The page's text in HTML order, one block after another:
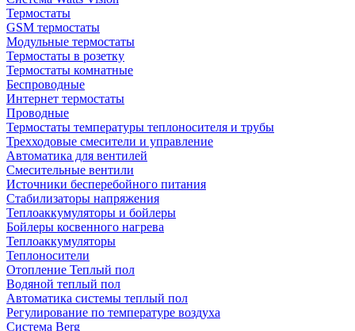
Термостаты
GSM термостаты
Модульные термостаты
Термостаты в розетку
Термостаты комнатные
Беспроводные
Интернет термостаты
Проводные
Термостаты температуры теплоносителя и трубы
Трехходовые смесители и управление
Автоматика для вентилей
Смесительные вентили
Источники бесперебойного питания
Стабилизаторы напряжения
Теплоаккумуляторы и бойлеры
Бойлеры косвенного нагрева
Теплоаккумуляторы
Теплоносители
Отопление Теплый пол
Водяной теплый пол
Автоматика системы теплый пол
Регулирование по температуре воздуха
Система Berg